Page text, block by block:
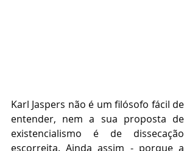
Karl Jaspers não é um filósofo fácil de
entender, nem a sua proposta de
existencialismo é de dissecação
escorreita. Ainda assim - porque a